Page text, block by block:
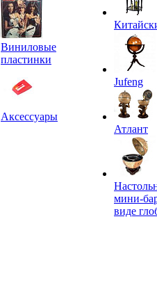
Виниловые
пластинки
Аксессуары
Jufeng
Атлант
мини-
виде